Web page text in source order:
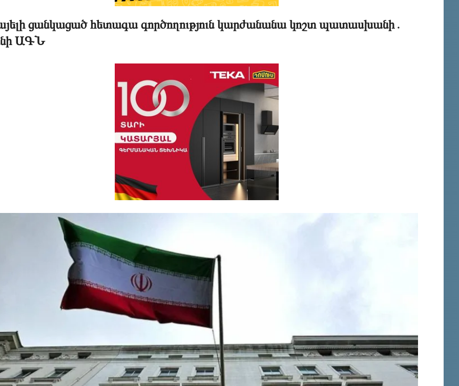
ցանկացած հետագա գործողություն կարժանանա կոշտ պատասխանի․
ԱԳՆ